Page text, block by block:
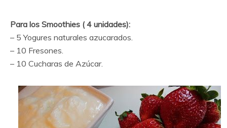
Para los Smoothies ( 4 unidades):
– 5 Yogures naturales azucarados.
– 10 Fresones.
– 10 Cucharas de Azúcar.